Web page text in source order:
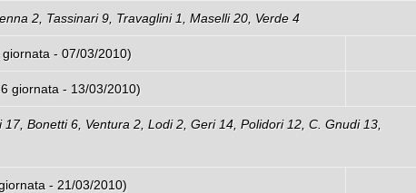
2, Tassinari 9, Travaglini 1, Maselli 20, Verde 4
- 07/03/2010)
giornata - 13/03/2010)
Bonetti 6, Ventura 2, Lodi 2, Geri 14, Polidori 12, C. Gnudi 13,
- 21/03/2010)